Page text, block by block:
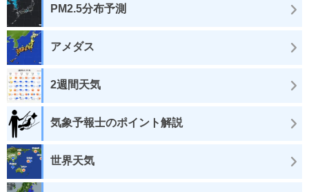
PM2.5分布予測
アメダス
2週間天気
気象予報士のポイント解説
世界天気